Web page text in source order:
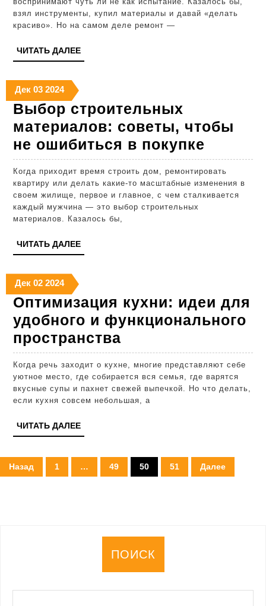
взял инструменты, купил материалы и давай «делать
красиво». Но на самом деле ремонт —
ЧИТАТЬ ДАЛЕЕЧИТАТЬ
ДАЛЕЕ
Дек03.12.2024
0303.12.2024
202403.12.2024
Выбор строительных
материалов: советы, чтобы
не ошибиться в покупке
советы,
Когда приходит время строить дом, ремонтировать
квартиру или делать какие-то масштабные изменения в
своем жилище, первое и главное, с чем сталкивается
каждый мужчина — это выбор строительных
материалов. Казалось бы,
ЧИТАТЬ ДАЛЕЕЧИТАТЬ
ДАЛЕЕ
Дек02.12.2024
0202.12.2024
202402.12.2024
Оптимизация кухни: идеи для
удобного и функционального
пространства
кухни:
идеи
для
удобного
пространства
Когда речь заходит о кухне, многие представляют себе
уютное место, где собирается вся семья, где варятся
вкусные супы и пахнет свежей выпечкой. Но что делать,
если кухня совсем небольшая, а
ЧИТАТЬ ДАЛЕЕЧИТАТЬ
ДАЛЕЕ
Пагинация
записей
Назад 1 … 49 50 51 Далее
ПОИСК